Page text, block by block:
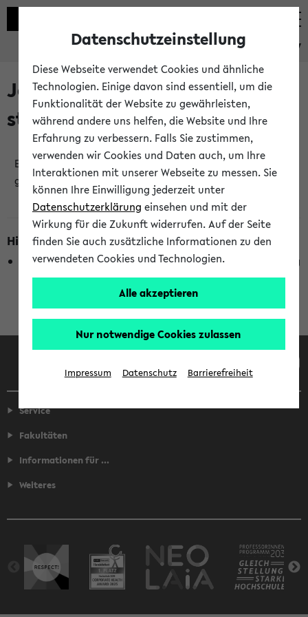
eKVV
Jetzt und in Kürze
stattfindende Veranstaltungen
Es wurden keine jetzt stattfindenden Veranstaltungen
gefunden!
Hinweise zur Liste
Die Anzeige ist semesterübergreifend und nicht abhängig
vom im eKVV gewählten Semester.
Facebook Instagram LinkedIn TikTok
Service
Fakultäten
Informationen für ...
Weiteres
Datenschutzeinstellung
Diese Webseite verwendet Cookies und ähnliche
Technologien. Einige davon sind essentiell, um die
Funktionalität der Website zu gewährleisten,
während andere uns helfen, die Website und Ihre
Erfahrung zu verbessern. Falls Sie zustimmen,
verwenden wir Cookies und Daten auch, um Ihre
Interaktionen mit unserer Webseite zu messen. Sie
können Ihre Einwilligung jederzeit unter
Datenschutzerklärung einsehen und mit der
Wirkung für die Zukunft widerrufen. Auf der Seite
finden Sie auch zusätzliche Informationen zu den
verwendeten Cookies und Technologien.
Alle akzeptieren
Nur notwendige Cookies zulassen
Impressum Datenschutz Barrierefreiheit